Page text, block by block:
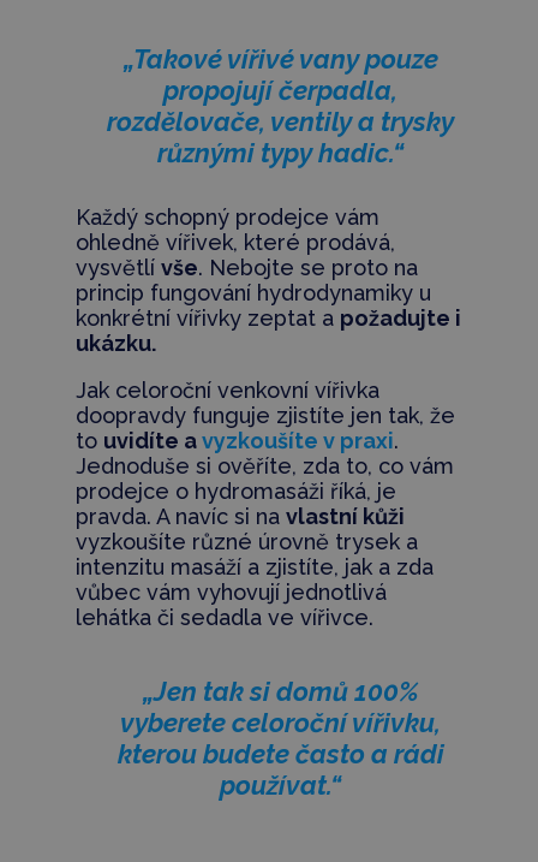
„Takové vířivé vany pouze
propojují čerpadla,
rozdělovače, ventily a trysky
různými typy hadic.“
Každý schopný prodejce vám
ohledně vířivek, které prodává,
vysvětlí vše. Nebojte se proto na
princip fungování hydrodynamiky u
konkrétní vířivky zeptat a požadujte i
ukázku.
Jak celoroční venkovní vířivka
doopravdy funguje zjistíte jen tak, že
to uvidíte avyzkoušíte v praxi.
Jednoduše si ověříte, zda to, co vám
prodejce o hydromasáži říká, je
pravda. A navíc si na vlastní kůži
vyzkoušíte různé úrovně trysek a
intenzitu masáží a zjistíte, jak a zda
vůbec vám vyhovují jednotlivá
lehátka či sedadla ve vířivce.
„Jen tak si domů 100%
vyberete celoroční vířivku,
kterou budete často a rádi
používat.“